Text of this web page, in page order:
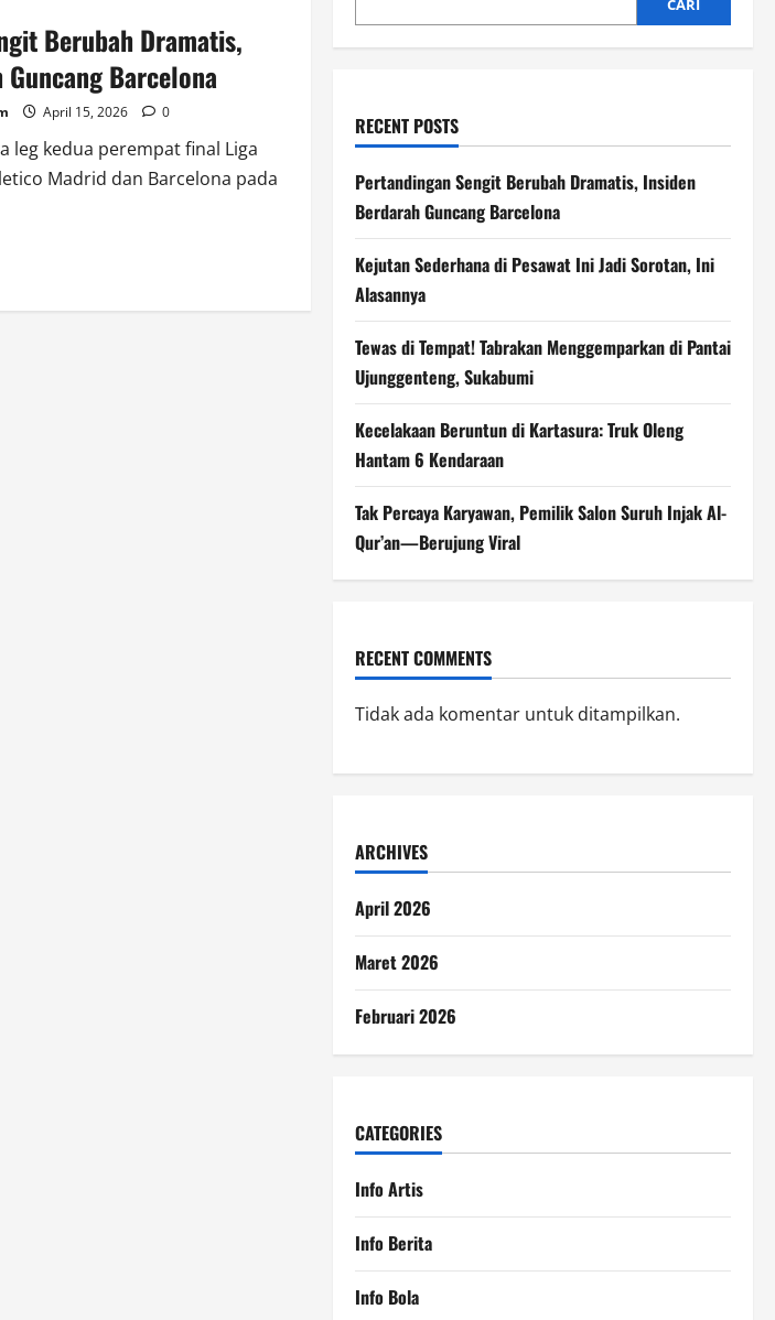
Berubah Dramatis,
Barcelona
April 15, 2026 0
leg kedua perempat final Liga
Madrid dan Barcelona pada
CARI
RECENT POSTS
Pertandingan Sengit Berubah Dramatis, Insiden
Berdarah Guncang Barcelona
Kejutan Sederhana di Pesawat Ini Jadi Sorotan, Ini
Alasannya
Tewas di Tempat! Tabrakan Menggemparkan di Pantai
Ujunggenteng, Sukabumi
Kecelakaan Beruntun di Kartasura: Truk Oleng
Hantam 6 Kendaraan
Tak Percaya Karyawan, Pemilik Salon Suruh Injak Al-
Qur’an—Berujung Viral
RECENT COMMENTS
Tidak ada komentar untuk ditampilkan.
ARCHIVES
April 2026
Maret 2026
Februari 2026
CATEGORIES
Info Artis
Info Berita
Info Bola